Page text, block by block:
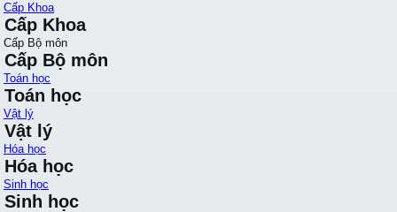
Cấp Khoa
Cấp Khoa
Cấp Bộ môn
Cấp Bộ môn
Toán học
Toán học
Vật lý
Vật lý
Hóa học
Hóa học
Sinh học
Sinh học